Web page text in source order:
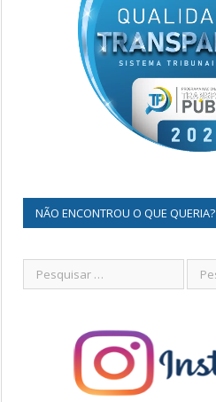
NÃO ENCONTROU O QUE QUERIA?